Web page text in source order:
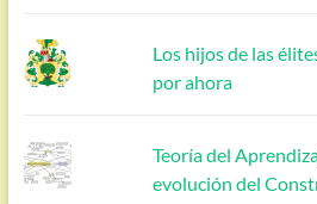
Los hijos de las
por ahora
Teoría del
evolución del